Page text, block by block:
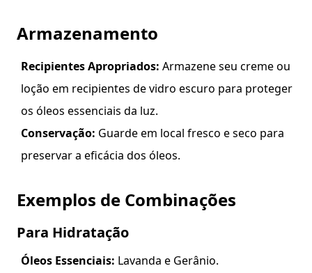
Armazenamento
Recipientes Apropriados: Armazene seu creme ou
loção em recipientes de vidro escuro para proteger
os óleos essenciais da luz.
Conservação: Guarde em local fresco e seco para
preservar a eficácia dos óleos.
Exemplos de Combinações
Para Hidratação
Óleos Essenciais: Lavanda e Gerânio.